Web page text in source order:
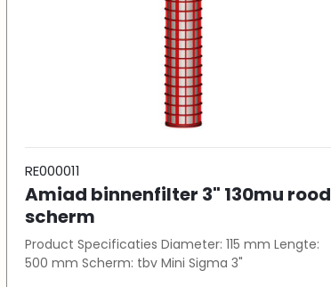
RE000011
Amiad binnenfilter 3" 130mu rood
scherm
Product Specificaties Diameter: 115 mm Lengte:
500 mm Scherm: tbv Mini Sigma 3"